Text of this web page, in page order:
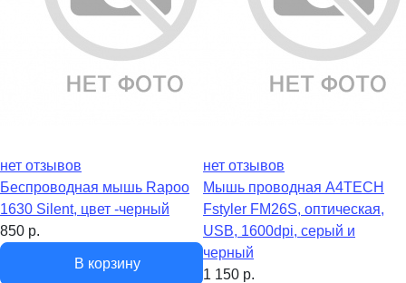
нет отзывов
Беспроводная мышь Rapoo
1630 Silent, цвет -черный
850 р.
В корзину
нет отзывов
Мышь проводная A4TECH
Fstyler FM26S, оптическая,
USB, 1600dpi, серый и
черный
1 150 р.